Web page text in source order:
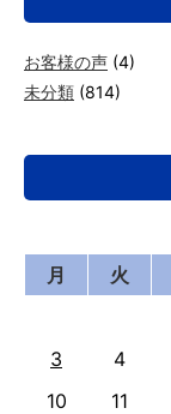
お客様の声 (4)
未分類 (814)
月
火
3
4
10
11